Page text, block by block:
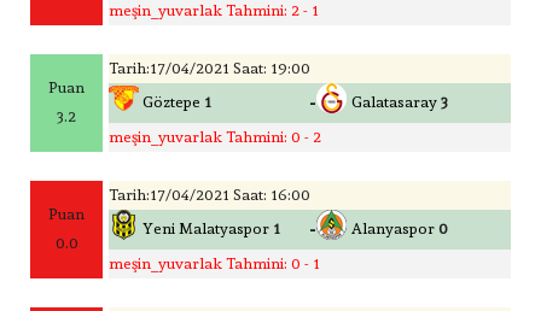
meşin_yuvarlak Tahmini: 2 - 1
Puan
3.2
Tarih:17/04/2021 Saat: 19:00
Göztepe 1 - Galatasaray 3
meşin_yuvarlak Tahmini: 0 - 2
Puan
0.0
Tarih:17/04/2021 Saat: 16:00
Yeni Malatyaspor 1 - Alanyaspor 0
meşin_yuvarlak Tahmini: 0 - 1